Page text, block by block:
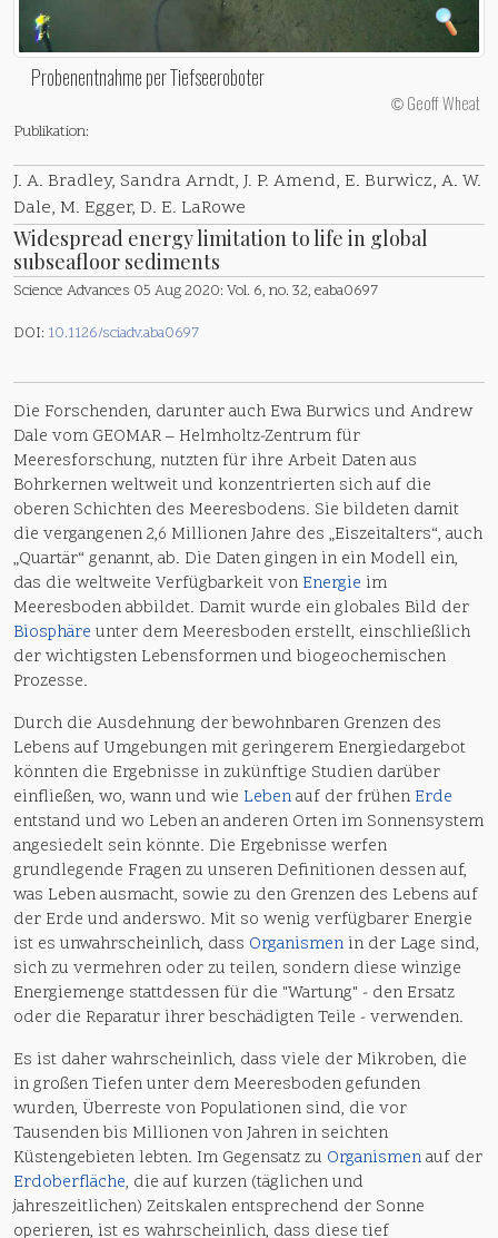
Probenentnahme per Tiefseeroboter
© Geoff Wheat
Publikation:
J. A. Bradley, Sandra Arndt, J. P. Amend, E. Burwicz, A. W.
Dale, M. Egger, D. E. LaRowe
Widespread energy limitation to life in global
subseafloor sediments
Science Advances 05 Aug 2020: Vol. 6, no. 32, eaba0697
DOI: 10.1126/sciadv.aba0697
Die Forschenden, darunter auch Ewa Burwics und Andrew
Dale vom GEOMAR – Helmholtz-Zentrum für
Meeresforschung, nutzten für ihre Arbeit Daten aus
Bohrkernen weltweit und konzentrierten sich auf die
oberen Schichten des Meeresbodens. Sie bildeten damit
die vergangenen 2,6 Millionen Jahre des „Eiszeitalters“, auch
„Quartär“ genannt, ab. Die Daten gingen in ein Modell ein,
das die weltweite Verfügbarkeit von Energie im
Meeresboden abbildet. Damit wurde ein globales Bild der
Biosphäre unter dem Meeresboden erstellt, einschließlich
der wichtigsten Lebensformen und biogeochemischen
Prozesse.
Durch die Ausdehnung der bewohnbaren Grenzen des
Lebens auf Umgebungen mit geringerem Energiedargebot
könnten die Ergebnisse in zukünftige Studien darüber
einfließen, wo, wann und wie Lebenauf der frühen Erde
entstand und wo Leben an anderen Orten im Sonnensystem
angesiedelt sein könnte. Die Ergebnisse werfen
grundlegende Fragen zu unseren Definitionen dessen auf,
was Leben ausmacht, sowie zu den Grenzen des Lebens auf
der Erde und anderswo. Mit so wenig verfügbarer Energie
ist es unwahrscheinlich, dass Organismen in der Lage sind,
sich zu vermehren oder zu teilen, sondern diese winzige
Energiemenge stattdessen für die "Wartung" - den Ersatz
oder die Reparatur ihrer beschädigten Teile - verwenden.
Es ist daher wahrscheinlich, dass viele der Mikroben, die
in großen Tiefen unter dem Meeresboden gefunden
wurden, Überreste von Populationen sind, die vor
Tausenden bis Millionen von Jahren in seichten
Küstengebieten lebten. Im Gegensatz zu Organismenauf der
Erdoberfläche, die auf kurzen (täglichen und
jahreszeitlichen) Zeitskalen entsprechend der Sonne
operieren, ist es wahrscheinlich, dass diese tief